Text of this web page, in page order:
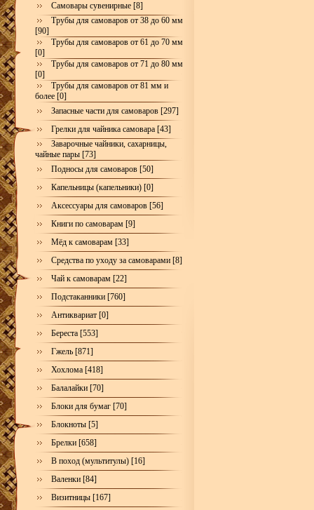
Самовары сувенирные [8]
Трубы для самоваров от 38 до 60 мм
[90]
Трубы для самоваров от 61 до 70 мм
[0]
Трубы для самоваров от 71 до 80 мм
[0]
Трубы для самоваров от 81 мм и
более [0]
Запасные части для самоваров [297]
Грелки для чайника самовара [43]
Заварочные чайники, сахарницы,
чайные пары [73]
Подносы для самоваров [50]
Капельницы (капельники) [0]
Аксессуары для самоваров [56]
Книги по самоварам [9]
Мёд к самоварам [33]
Средства по уходу за самоварами [8]
Чай к самоварам [22]
Подстаканники [760]
Антиквариат [0]
Береста [553]
Гжель [871]
Хохлома [418]
Балалайки [70]
Блоки для бумаг [70]
Блокноты [5]
Брелки [658]
В поход (мультитулы) [16]
Валенки [84]
Визитницы [167]